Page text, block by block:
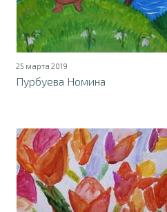
25 марта 2019
Пурбуева Номина